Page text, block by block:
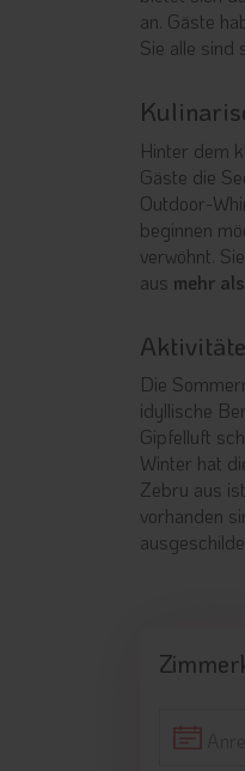
an. Gäste
Sie alle sind
Hinter dem
Gäste die
Outdoor-
beginnen
verwöhnt.
aus mehr
Die
idyllische
Gipfelluft
Winter hat
Zebru aus
vorhanden